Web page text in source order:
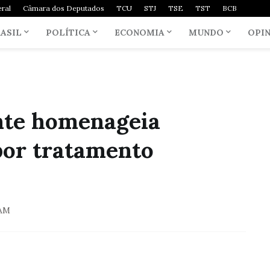
Câmara dos Deputados TCU STJ TSE TST BCB
POLÍTICA ECONOMIA MUNDO
homenageia
tratamento